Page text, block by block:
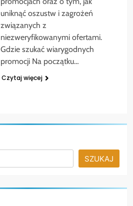
uniknąć oszustw i zagrożeń
związanych z
niezweryfikowanymi ofertami.
Gdzie szukać wiarygodnych
promocji Na początku…
Czytaj więcej
SZUKAJ